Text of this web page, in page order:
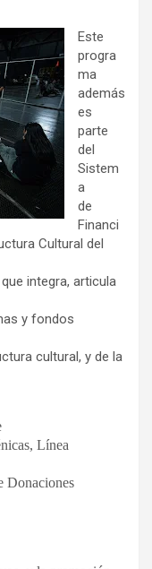
Este
progra
ma
además
es
parte
del
Sistem
a
de
Financi
Cultural del
integra, articula
y fondos
cultural, y de la
Línea
Donaciones